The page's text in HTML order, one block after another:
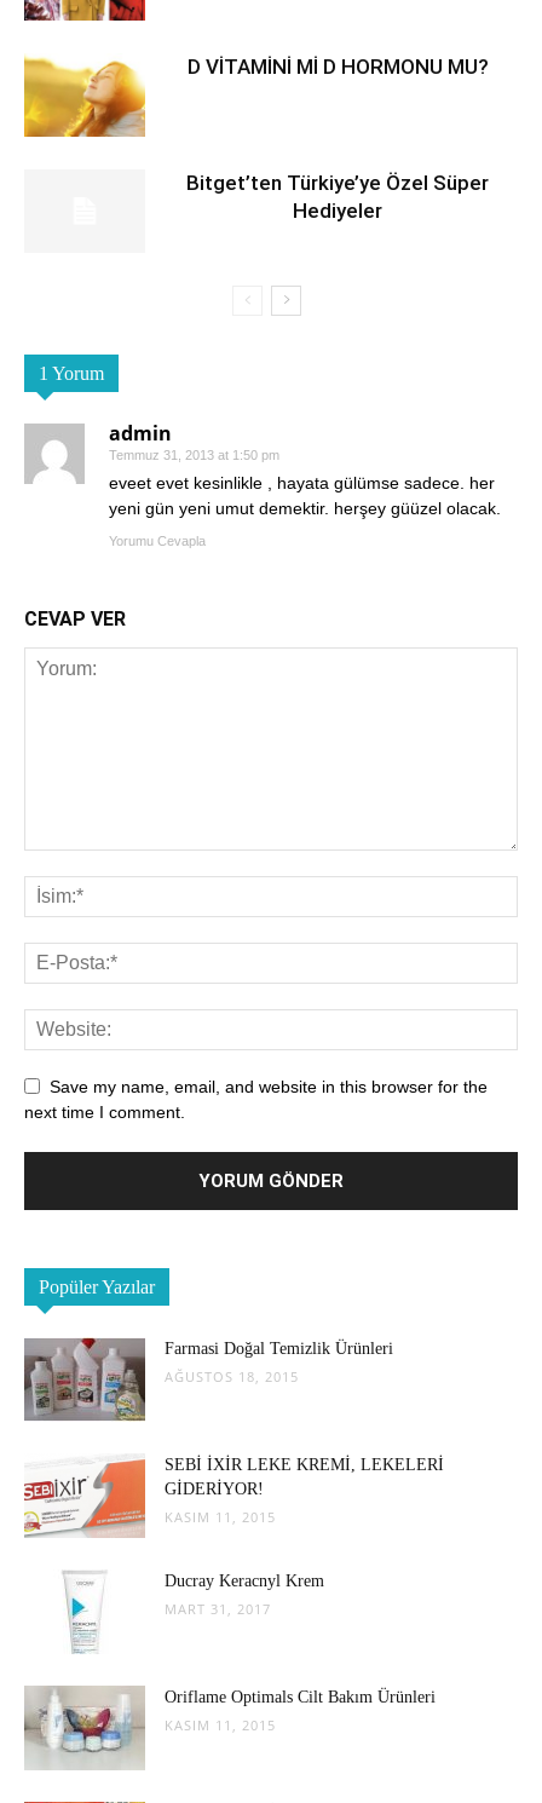
D VİTAMİNİ Mİ D HORMONU MU?
Bitget’ten Türkiye’ye Özel Süper
Hediyeler
1 Yorum
admin
Temmuz 31, 2013 at 1:50 pm
eveet evet kesinlikle , hayata gülümse sadece. her
yeni gün yeni umut demektir. herşey güüzel olacak.
Yorumu Cevapla
CEVAP VER
Save my name, email, and website in this browser for the
next time I comment.
Popüler Yazılar
Farmasi Doğal Temizlik Ürünleri
AĞUSTOS 18, 2015
SEBİ İXİR LEKE KREMİ, LEKELERİ
GİDERİYOR!
KASIM 11, 2015
Ducray Keracnyl Krem
MART 31, 2017
Oriflame Optimals Cilt Bakım Ürünleri
KASIM 11, 2015